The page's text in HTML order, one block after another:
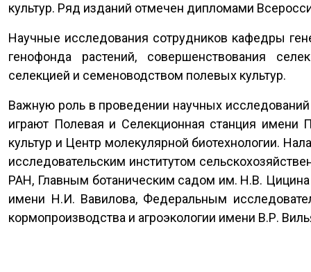
культур. Ряд изданий отмечен дипломами
Научные исследования сотрудников кафедры
генофонда растений, совершенствования
селекцией и семеноводством полевых культур.
Важную роль в проведении научных
играют Полевая и Селекционная станция
культур и Центр молекулярной биотехнологии.
исследовательским институтом
РАН, Главным ботаническим садом им. Н.В. Цицина
имени Н.И. Вавилова, Федеральным
кормопроизводства и агроэкологии имени В.Р.